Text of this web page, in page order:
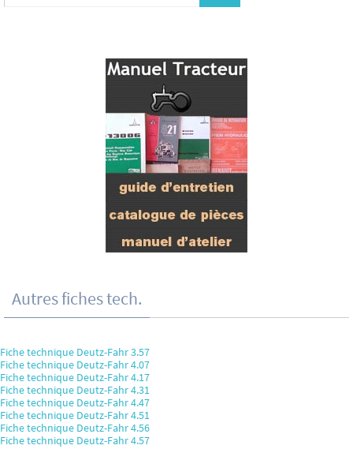
Autres fiches tech.
Fiche technique Deutz-Fahr 3.57
Fiche technique Deutz-Fahr 4.07
Fiche technique Deutz-Fahr 4.17
Fiche technique Deutz-Fahr 4.31
Fiche technique Deutz-Fahr 4.47
Fiche technique Deutz-Fahr 4.51
Fiche technique Deutz-Fahr 4.56
Fiche technique Deutz-Fahr 4.57